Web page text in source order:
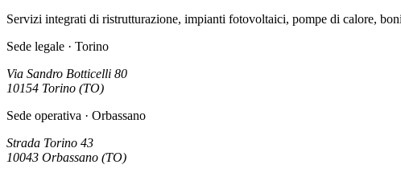
Servizi integrati di ristrutturazione, impianti fotovoltaici, pompe di calore,
Sede legale · Torino
Via Sandro Botticelli 80
10154 Torino (TO)
Sede operativa · Orbassano
Strada Torino 43
10043 Orbassano (TO)